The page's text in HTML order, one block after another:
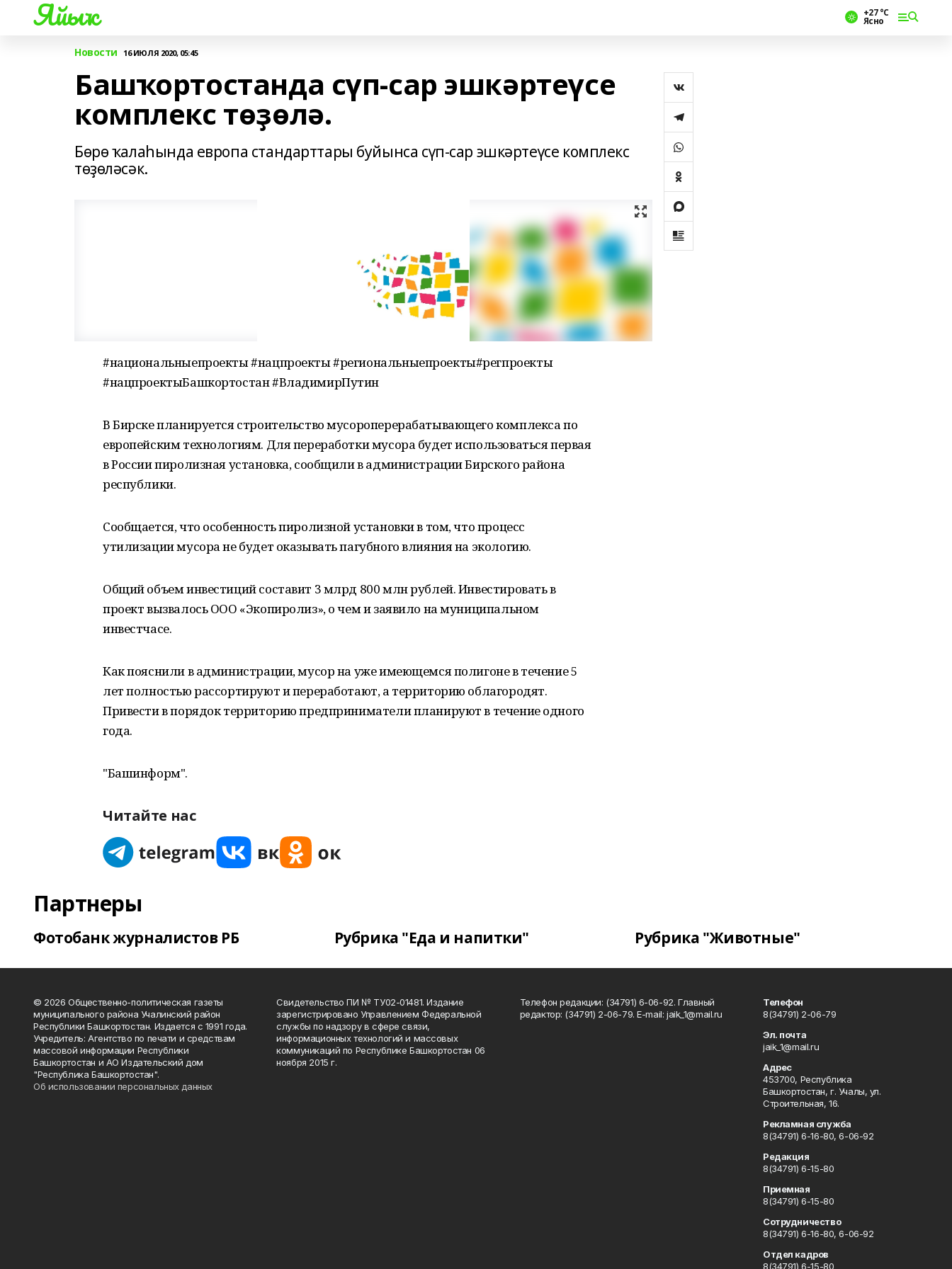
Яйыҡ +27 °С
Ясно
Новости 16 ИЮЛЯ 2020, 05:45
Башҡортостанда сүп-сар эшкәртеүсе
комплекс төҙөлә.
Бөрө ҡалаһында европа стандарттары буйынса сүп-сар эшкәртеүсе комплекс
төҙөләсәк.
#национальныепроекты #нацпроекты #региональныепроекты#регпроекты
#нацпроектыБашкортостан #ВладимирПутин
В Бирске планируется строительство мусороперерабатывающего комплекса по
европейским технологиям. Для переработки мусора будет использоваться первая
в России пиролизная установка, сообщили в администрации Бирского района
республики.
Сообщается, что особенность пиролизной установки в том, что процесс
утилизации мусора не будет оказывать пагубного влияния на экологию.
Общий объем инвестиций составит 3 млрд 800 млн рублей. Инвестировать в
проект вызвалось ООО «Экопиролиз», о чем и заявило на муниципальном
инвестчасе.
Как пояснили в администрации, мусор на уже имеющемся полигоне в течение 5
лет полностью рассортируют и переработают, а территорию облагородят.
Привести в порядок территорию предприниматели планируют в течение одного
года.
"Башинформ".
Читайте нас
Партнеры
Фотобанк журналистов РБ Рубрика "Еда и напитки" Рубрика "Животные"
© 2026 Общественно-политическая газеты
муниципального района Учалинский район
Республики Башкортостан. Издается с 1991 года.
Учредитель: Агентство по печати и средствам
массовой информации Республики
Башкортостан и АО Издательский дом
"Республика Башкортостан".
Об использовании персональных данных
Свидетельство ПИ № ТУ02-01481. Издание
зарегистрировано Управлением Федеральной
службы по надзору в сфере связи,
информационных технологий и массовых
коммуникаций по Республике Башкортостан 06
ноября 2015 г.
Телефон редакции: (34791) 6-06-92. Главный
редактор: (34791) 2-06-79. Е-mаil: jaik_1@mail.ru
Телефон
8(34791) 2-06-79
Эл. почта
jaik_1@mail.ru
Адрес
453700, Республика
Башкортостан, г. Учалы, ул.
Строительная, 16.
Рекламная служба
8(34791) 6-16-80, 6-06-92
Редакция
8(34791) 6-15-80
Приемная
8(34791) 6-15-80
Сотрудничество
8(34791) 6-16-80, 6-06-92
Отдел кадров
8(34791) 6-15-80